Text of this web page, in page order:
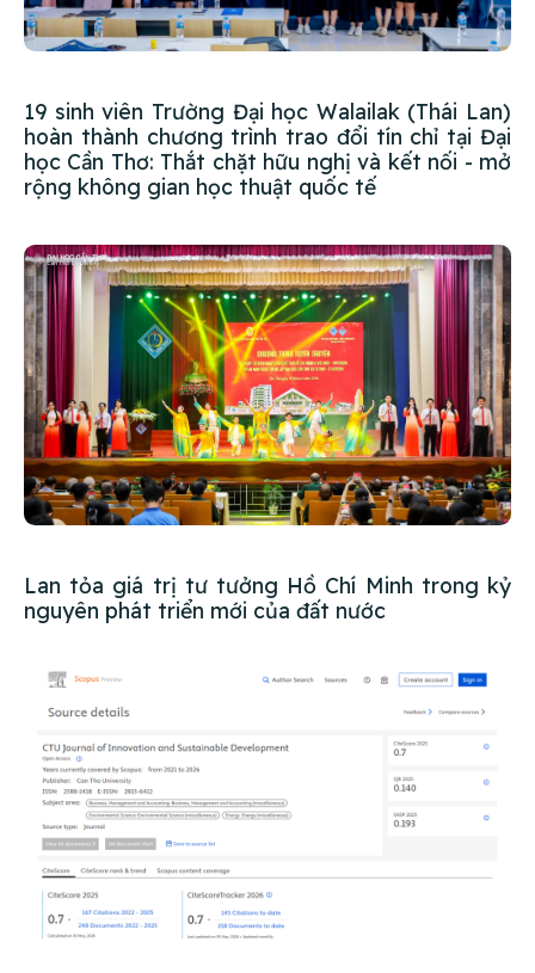
19 sinh viên Trường Đại học Walailak (Thái Lan)
hoàn thành chương trình trao đổi tín chỉ tại Đại
học Cần Thơ: Thắt chặt hữu nghị và kết nối - mở
rộng không gian học thuật quốc tế
Lan tỏa giá trị tư tưởng Hồ Chí Minh trong kỷ
nguyên phát triển mới của đất nước